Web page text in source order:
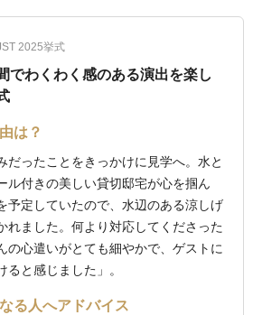
2025挙式
でわくわく感のある演出を楽し
は？
だったことをきっかけに見学へ。水と
ル付きの美しい貸切邸宅が心を掴ん
予定していたので、水辺のある涼しげ
れました。何より対応してくださった
の心遣いがとても細やかで、ゲストに
ると感じました」。
る人へアドバイス